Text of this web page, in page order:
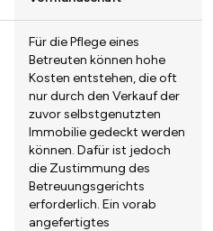
Für die Pflege eines
Betreuten können hohe
Kosten entstehen, die oft
nur durch den Verkauf der
zuvor selbstgenutzten
Immobilie gedeckt werden
können. Dafür ist jedoch
die Zustimmung des
Betreuungsgerichts
erforderlich. Ein vorab
angefertigtes